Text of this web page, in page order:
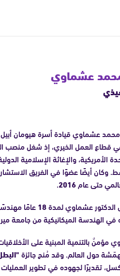
محمد عشماوي
محمد عشماوي قيادة أسرة هيومان أبيل
قطاع العمل الخيري، إذ شغل منصب
الأمريكية، والإغاثة الإسلامية
وكان أيضًا عضوًا في الفريق
حتى عام2016
.
عشماوي لمدة18عامًا
في الهندسة الميكانيكية من جامعة
مؤمنٌ بالتنمية المبنية على
حول العالم. وقد مُنح جائزة
تقديرًا لجهوده في تطوير